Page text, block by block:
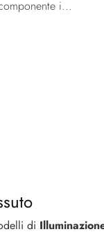
L’Illuminazione moderna per interni è un componente importante nell'arredo di casa, poiché coniuga al meglio grandi doti di funzionalità e stile.
di